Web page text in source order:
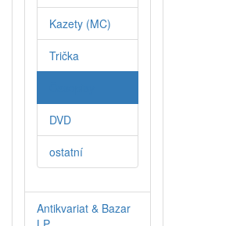
Kazety (MC)
Trička
DVD
ostatní
Antikvariat & Bazar